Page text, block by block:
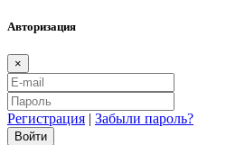
Авторизация
×
Регистрация | Забыли пароль?
Войти